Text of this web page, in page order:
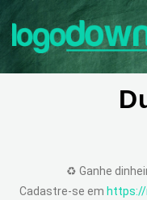
♻️ Ganhe
Cadastre-se em https://